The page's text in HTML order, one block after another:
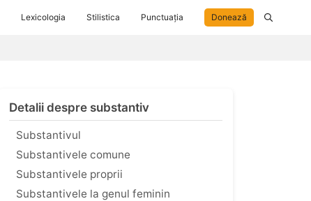
Lexicologia Stilistica Punctuația Donează
Detalii despre substantiv
Substantivul
Substantivele comune
Substantivele proprii
Substantivele la genul feminin